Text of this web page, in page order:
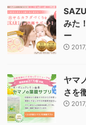
みた
ー
ヤマ
さを